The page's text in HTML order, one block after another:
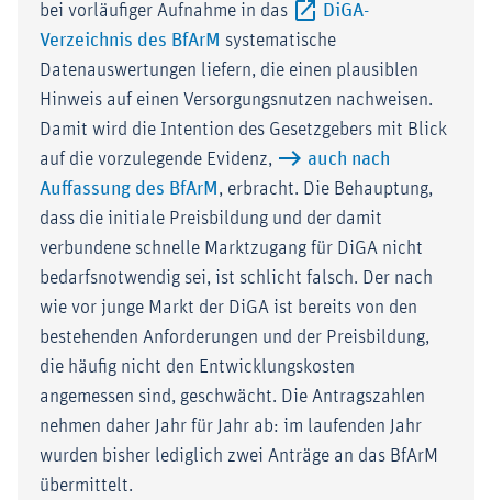
bei vorläufiger Aufnahme in das
DiGA-
Verzeichnis des BfArM Externer-Link (Öffnet im neuen
systematische
Datenauswertungen liefern, die einen plausiblen
Hinweis auf einen Versorgungsnutzen nachweisen.
Damit wird die Intention des Gesetzgebers mit Blick
auf die vorzulegende Evidenz,
auch nach
Auffassung des BfArM , erbracht. Die Behauptung,
dass die initiale Preisbildung und der damit
verbundene schnelle Marktzugang für DiGA nicht
bedarfsnotwendig sei, ist schlicht falsch. Der nach
wie vor junge Markt der DiGA ist bereits von den
bestehenden Anforderungen und der Preisbildung,
die häufig nicht den Entwicklungskosten
angemessen sind, geschwächt. Die Antragszahlen
nehmen daher Jahr für Jahr ab: im laufenden Jahr
wurden bisher lediglich zwei Anträge an das BfArM
übermittelt.